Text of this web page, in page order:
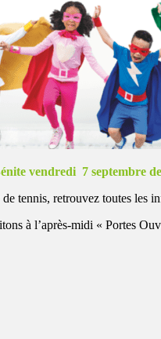
vendredi 7 septembre
tennis, retrouvez toutes les
à l’après-midi « Portes